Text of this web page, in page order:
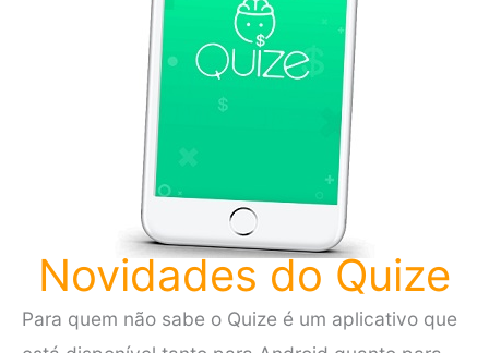
Novidades do Quize
Para quem não sabe o Quize é um aplicativo que